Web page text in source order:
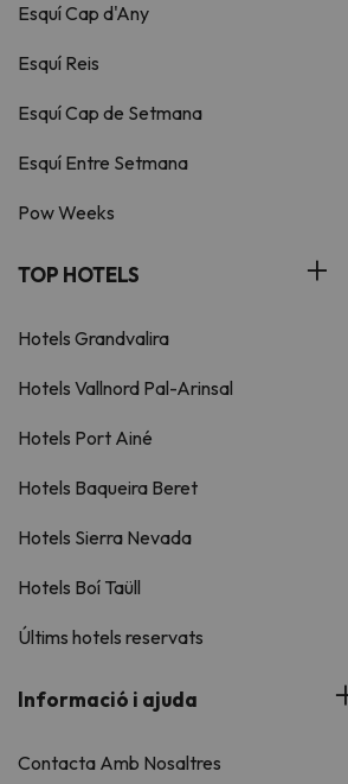
Esquí Cap d'Any
Esquí Reis
Esquí Cap de Setmana
Esquí Entre Setmana
Pow Weeks
TOP HOTELS
Hotels Grandvalira
Hotels Vallnord Pal-Arinsal
Hotels Port Ainé
Hotels Baqueira Beret
Hotels Sierra Nevada
Hotels Boí Taüll
Últims hotels reservats
Informació i ajuda
Contacta Amb Nosaltres